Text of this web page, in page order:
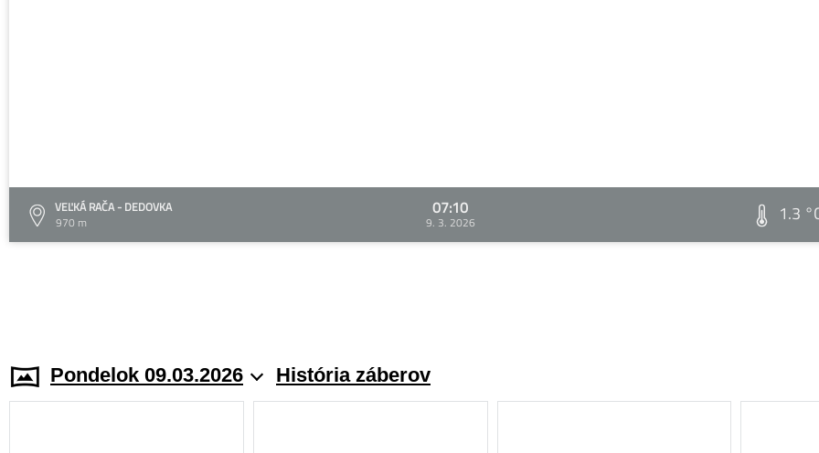
VEĽKÁ RAČA - DEDOVKA
970 m
07:10
9. 3. 2026 1.3
Pondelok 09.03.2026 História záberov